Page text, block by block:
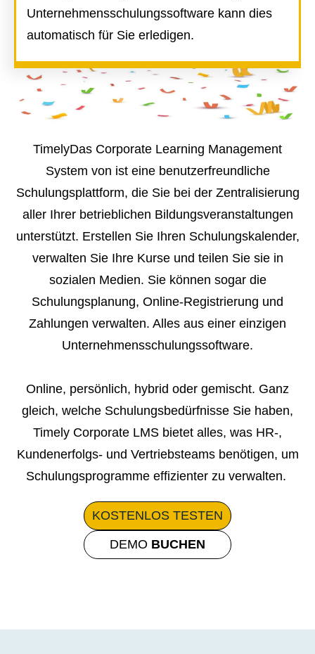
Unternehmensschulungssoftware kann dies
automatisch für Sie erledigen.
TimelyDas Corporate Learning Management
System von ist eine benutzerfreundliche
Schulungsplattform, die Sie bei der Zentralisierung
aller Ihrer betrieblichen Bildungsveranstaltungen
unterstützt. Erstellen Sie Ihren Schulungskalender,
verwalten Sie Ihre Kurse und teilen Sie sie in
sozialen Medien. Sie können sogar die
Schulungsplanung, Online-Registrierung und
Zahlungen verwalten. Alles aus einer einzigen
Unternehmensschulungssoftware.
Online, persönlich, hybrid oder gemischt. Ganz
gleich, welche Schulungsbedürfnisse Sie haben,
Timely Corporate LMS bietet alles, was HR-,
Kundenerfolgs- und Vertriebsteams benötigen, um
Schulungsprogramme effizienter zu verwalten.
KOSTENLOS TESTEN
DEMO BUCHEN